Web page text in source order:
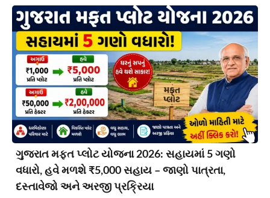
ગુજરાત મફત પ્લોટ યોજના 2026: સહાયમાં 5 ગણો
વધારો, હવે મળશે ₹5,000 સહાય – જાણો પાત્રતા,
દસ્તાવેજો અને અરજી પ્રક્રિયા